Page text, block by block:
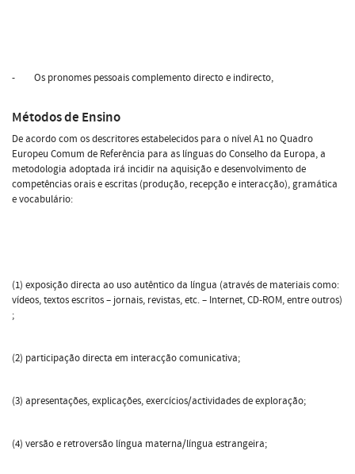
- Os pronomes pessoais complemento directo e indirecto,
Métodos de Ensino
De acordo com os descritores estabelecidos para o nível A1 no Quadro
Europeu Comum de Referência para as línguas do Conselho da Europa, a
metodologia adoptada irá incidir na aquisição e desenvolvimento de
competências orais e escritas (produção, recepção e interacção), gramática
e vocabulário:
(1) exposição directa ao uso autêntico da língua (através de materiais como:
vídeos, textos escritos – jornais, revistas, etc. – Internet, CD-ROM, entre outros)
;
(2) participação directa em interacção comunicativa;
(3) apresentações, explicações, exercícios/actividades de exploração;
(4) versão e retroversão língua materna/língua estrangeira;